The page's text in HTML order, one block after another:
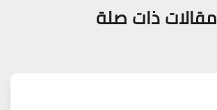
مقالات ذات صلة